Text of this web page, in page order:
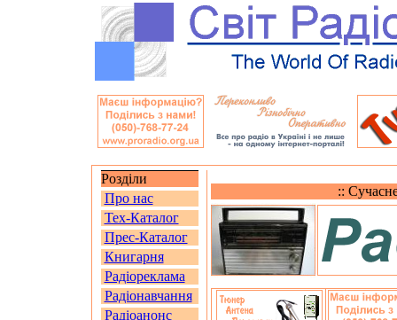
Розділи
Про нас
Тех-Каталог
Прес-Каталог
Книгарня
Радіореклама
Радіонавчання
Радіоанонс
::